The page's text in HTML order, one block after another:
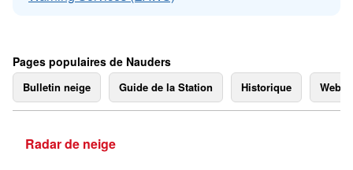
Pages populaires de Nauders
Bulletin neige Guide de la Station Historique
Radar de neige